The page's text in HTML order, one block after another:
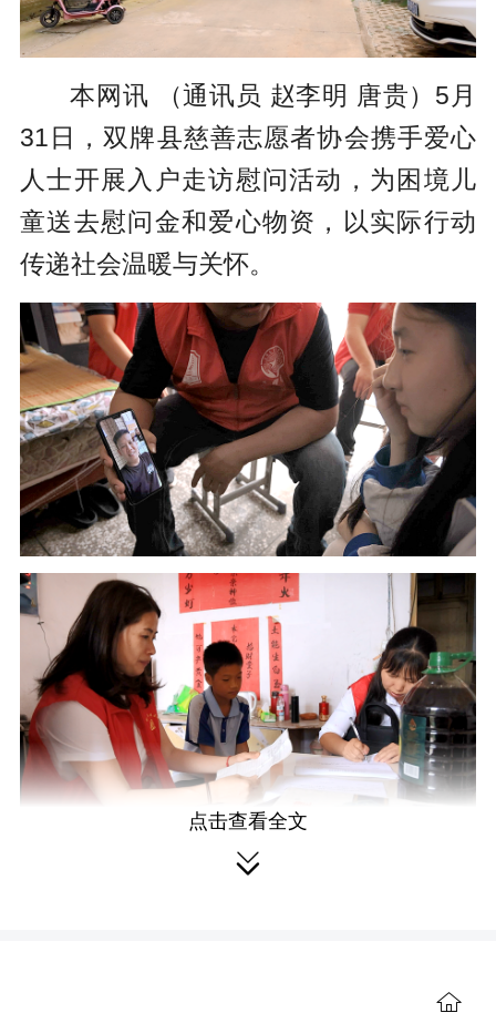
本网讯 （通讯员 赵李明 唐贵）5月
31日，双牌县慈善志愿者协会携手爱心
人士开展入户走访慰问活动，为困境儿
童送去慰问金和爱心物资，以实际行动
传递社会温暖与关怀。
活动中，志愿者与爱心人士分组奔
孩子亲切谈心，细致了解孩子们的学习
点击查看全文
